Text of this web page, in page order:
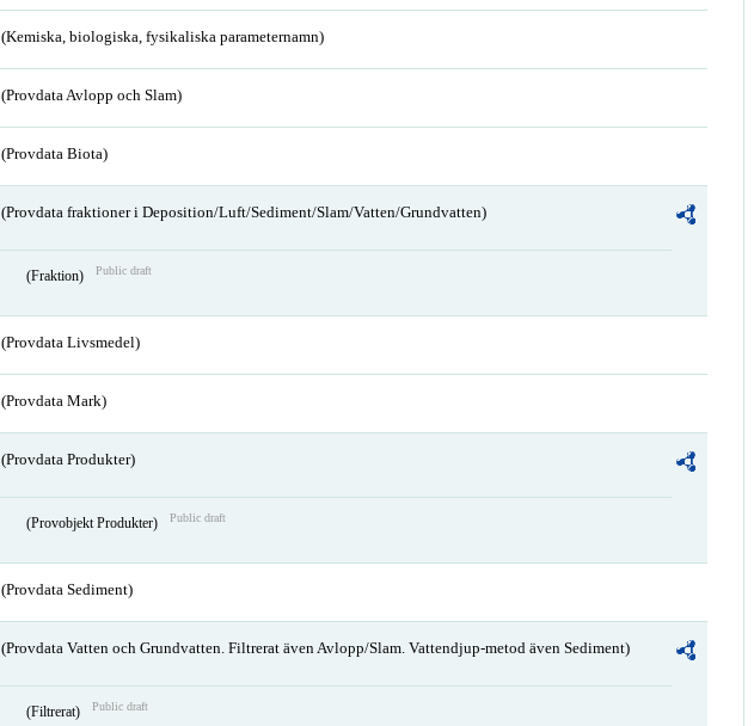
(Kemiska, biologiska, fysikaliska parameternamn)
(Provdata Avlopp och Slam)
(Provdata Biota)
(Provdata fraktioner i Deposition/Luft/Sediment/Slam/Vatten/Grundvatten)
(Fraktion) Public draft
(Provdata Livsmedel)
(Provdata Mark)
(Provdata Produkter)
(Provobjekt Produkter) Public draft
(Provdata Sediment)
(Provdata Vatten och Grundvatten. Filtrerat även Avlopp/Slam. Vattendjup-metod även Sediment)
(Filtrerat) Public draft